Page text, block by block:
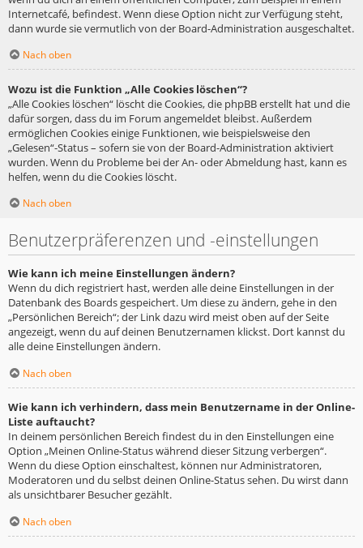
Internetcafé, befindest. Wenn diese Option nicht zur Verfügung steht,
dann wurde sie vermutlich von der Board-Administration ausgeschaltet.
Nach oben
Wozu ist die Funktion „Alle Cookies löschen“?
„Alle Cookies löschen“ löscht die Cookies, die phpBB erstellt hat und die
dafür sorgen, dass du im Forum angemeldet bleibst. Außerdem
ermöglichen Cookies einige Funktionen, wie beispielsweise den
„Gelesen“-Status – sofern sie von der Board-Administration aktiviert
wurden. Wenn du Probleme bei der An- oder Abmeldung hast, kann es
helfen, wenn du die Cookies löscht.
Nach oben
Benutzerpräferenzen und -einstellungen
Wie kann ich meine Einstellungen ändern?
Wenn du dich registriert hast, werden alle deine Einstellungen in der
Datenbank des Boards gespeichert. Um diese zu ändern, gehe in den
„Persönlichen Bereich“; der Link dazu wird meist oben auf der Seite
angezeigt, wenn du auf deinen Benutzernamen klickst. Dort kannst du
alle deine Einstellungen ändern.
Nach oben
Wie kann ich verhindern, dass mein Benutzername in der Online-
Liste auftaucht?
In deinem persönlichen Bereich findest du in den Einstellungen eine
Option „Meinen Online-Status während dieser Sitzung verbergen“.
Wenn du diese Option einschaltest, können nur Administratoren,
Moderatoren und du selbst deinen Online-Status sehen. Du wirst dann
als unsichtbarer Besucher gezählt.
Nach oben